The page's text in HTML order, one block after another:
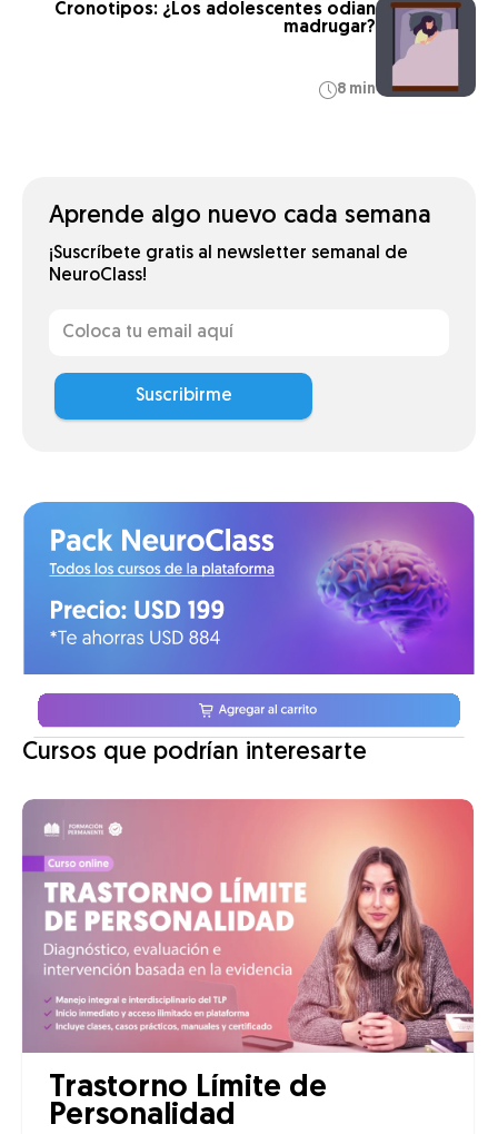
Cronotipos: ¿Los adolescentes odian
madrugar?
8 min
Aprende algo nuevo cada semana
¡Suscríbete gratis al newsletter semanal de
NeuroClass!
Suscribirme
Cursos que podrían interesarte
Trastorno Límite de
Personalidad